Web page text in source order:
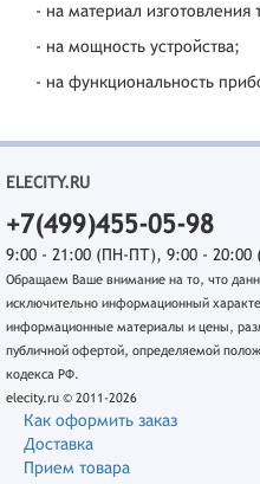
- на материал изготовления
- на мощность устройства;
- на функциональность
ELECITY.RU
+7(499)455-05-98
9:00 - 21:00 (ПН-ПТ), 9:00 - 20:00
Обращаем Ваше внимание на то, что
исключительно информационный
информационные материалы и цены,
публичной офертой, определяемой
кодекса РФ.
elecity.ru © 2011-2026
Как оформить заказ
Доставка
Прием товара